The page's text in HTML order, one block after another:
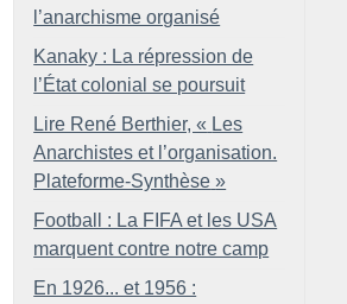
l’anarchisme organisé
Kanaky : La répression de
l’État colonial se poursuit
Lire René Berthier, « Les
Anarchistes et l’organisation.
Plateforme-Synthèse »
Football : La FIFA et les USA
marquent contre notre camp
En 1926... et 1956 :